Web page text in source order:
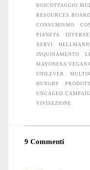
BOICOTTAGGIO
RESOURCES BOARD
CONSUMISMO
PIANETA
XERVI
INQUINAMENTO
MAYONESA VEGANA
UNILEVER
HUNGRY
UNCAGED
VIVISEZIONE
9 Commenti